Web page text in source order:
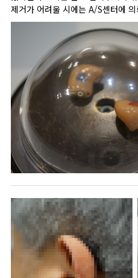
제거가 어려울 시에는 A/S센터에